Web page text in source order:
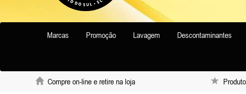
Marcas Promoção Lavagem Descontaminantes
Compre on-line e retire na loja